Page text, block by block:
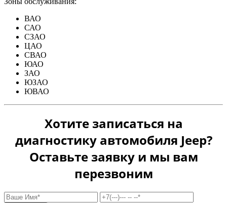
ВАО
САО
СЗАО
ЦАО
СВАО
ЮАО
ЗАО
ЮЗАО
ЮВАО
Хотите записаться на
диагностику автомобиля Jeep?
Оставьте заявку и мы вам
перезвоним